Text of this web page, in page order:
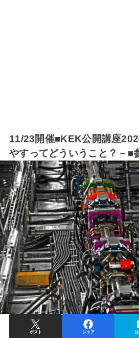
11/23開催■KEK公開講座
やすってどういうこと？－■
ポスト シェア